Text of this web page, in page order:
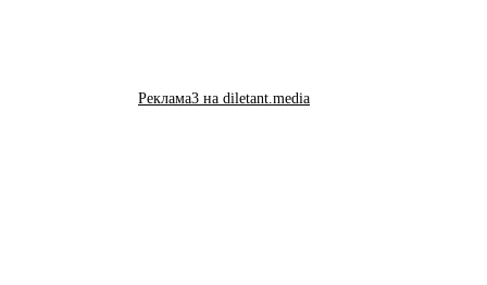
Реклама3 на diletant.media